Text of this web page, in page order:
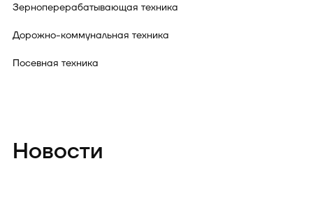
Зерноперерабатывающая техника
Дорожно-коммунальная техника
Посевная техника
Новости